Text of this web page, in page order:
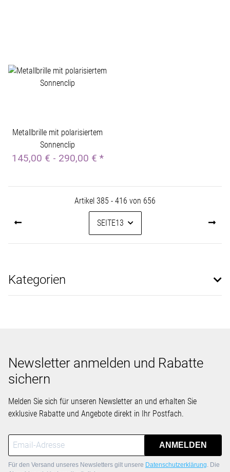
Metallbrille mit polarisiertem
Sonnenclip
145,00 € - 290,00 € *
Artikel 385 - 416 von 656
SEITE13
Kategorien
Newsletter anmelden und Rabatte
sichern
Melden Sie sich für unseren Newsletter an und erhalten Sie
exklusive Rabatte und Angebote direkt in Ihr Postfach.
ANMELDEN
Für den Versand unseres Newsletters gilt unsere Datenschutzerklärung . Die